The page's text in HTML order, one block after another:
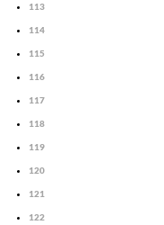
113
114
115
116
117
118
119
120
121
122